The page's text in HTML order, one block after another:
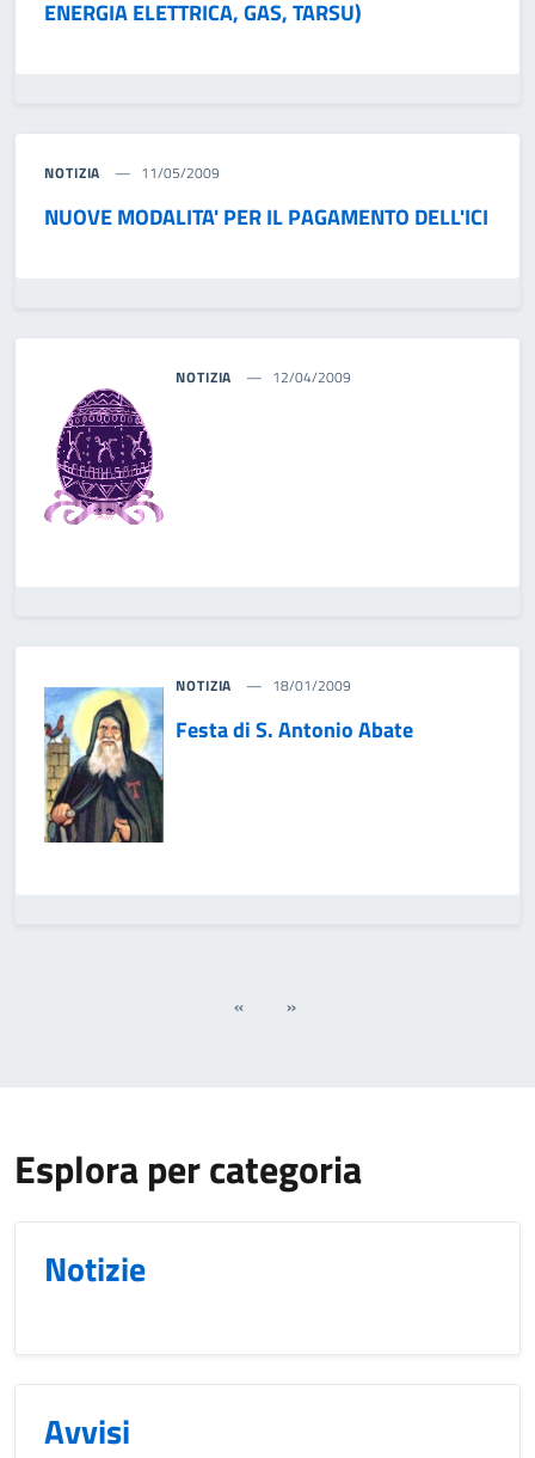
ENERGIA ELETTRICA, GAS, TARSU)
NOTIZIA 11/05/2009
NUOVE MODALITA' PER IL PAGAMENTO DELL'ICI
NOTIZIA 12/04/2009
NOTIZIA 18/01/2009
Festa di S. Antonio Abate
« »
Esplora per categoria
Notizie
Avvisi